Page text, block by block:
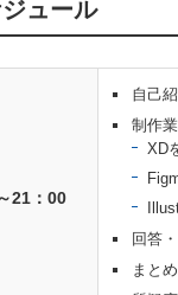
ュール
21：00
自己
制作
XD
回答
まとめ